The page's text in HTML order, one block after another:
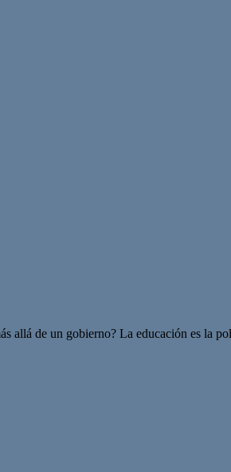
allá de un gobierno? La educación es la